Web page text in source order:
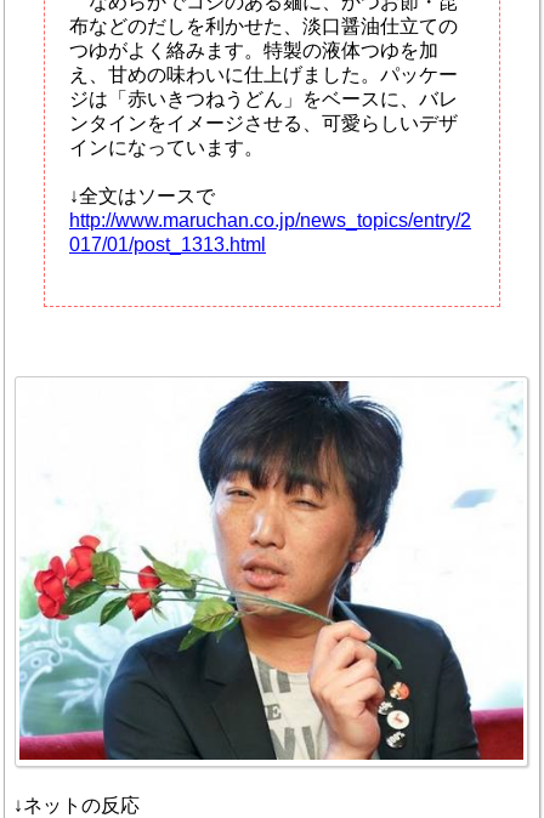
布などのだしを利かせた、淡口醤油仕立ての
つゆがよく絡みます。特製の液体つゆを加
え、甘めの味わいに仕上げました。パッケー
ジは「赤いきつねうどん」をベースに、バレ
ンタインをイメージさせる、可愛らしいデザ
インになっています。
↓全文はソースで
http://www.maruchan.co.jp/news_topics/entry/2
017/01/post_1313.html
↓ネットの反応